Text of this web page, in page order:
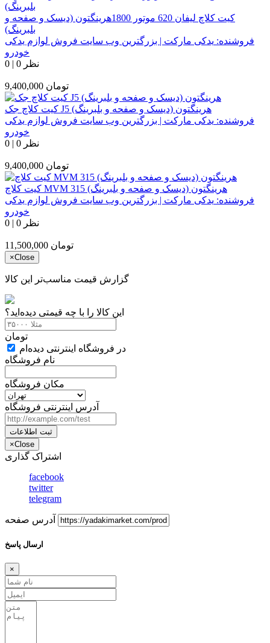
کیت کلاچ لیفان 620 موتور 1800هرینگتون (دیسک و صفحه و
بلبرینگ)
فروشنده: یدکی مارکت | بزرگترین وب سایت فروش لوازم یدکی
خودرو
0 | 0 نظر
9,400,000 تومان
کیت کلاچ جک J5 هرینگتون (دیسک و صفحه و بلبرینگ)
فروشنده: یدکی مارکت | بزرگترین وب سایت فروش لوازم یدکی
خودرو
0 | 0 نظر
9,400,000 تومان
کیت کلاچ MVM 315 هرینگتون (دیسک و صفحه و بلبرینگ)
فروشنده: یدکی مارکت | بزرگترین وب سایت فروش لوازم یدکی
خودرو
0 | 0 نظر
11,500,000 تومان
×Close
گزارش قیمت مناسب‌تر این کالا
این کالا را با چه قیمتی دیده‌اید؟
تومان
در فروشگاه اینترنتی دیده‌ام
نام فروشگاه
مکان فروشگاه
آدرس اینترنتی فروشگاه
ثبت اطلاعات
×Close
اشتراک گذاری
facebook
twitter
telegram
آدرس صفحه
ارسال پاسخ
×